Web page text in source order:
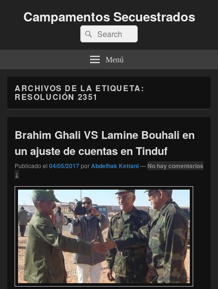
Campamentos Secuestrados
Buscar
por:
Buscar
Menú
ARCHIVOS DE LA ETIQUETA:
RESOLUCIÓN 2351
Brahim Ghali VS Lamine Bouhali en
un ajuste de cuentas en Tinduf
Publicado el 04/05/2017porAbdelhak Kettani— No hay comentarios
↓